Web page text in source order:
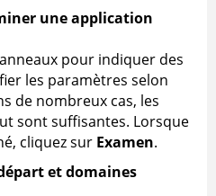
une application
pour indiquer des
les paramètres selon
de nombreux cas, les
sont suffisantes. Lorsque
cliquez sur Examen.
et domaines